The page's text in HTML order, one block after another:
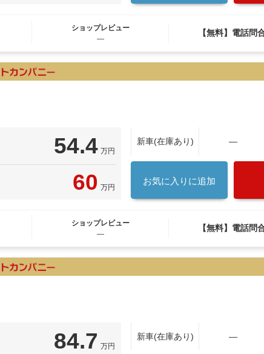
ショップレビュー
―
【無料】電話問
54.4 万円
60 万円
新車(在庫あり) ―
お気に入りに追加
ショップレビュー
―
【無料】電話問
84.7 万円
新車(在庫あり) ―